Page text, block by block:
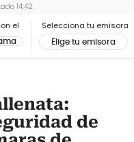
el Selecciona tu emisora
Elige tu emisora
14:42
de